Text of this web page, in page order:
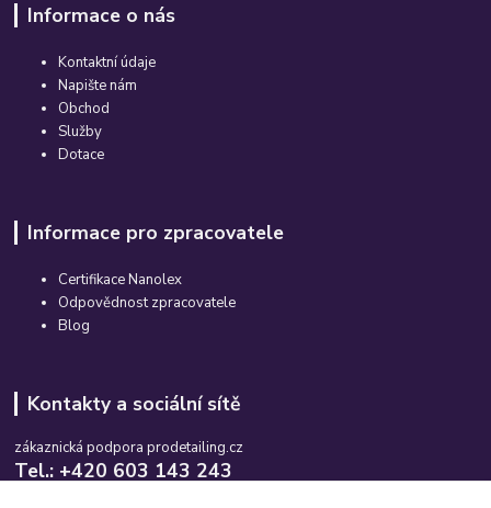
Informace o nás
Kontaktní údaje
Napište nám
Obchod
Služby
Dotace
Informace pro zpracovatele
Certifikace Nanolex
Odpovědnost zpracovatele
Blog
Kontakty a sociální sítě
zákaznická podpora prodetailing.cz
Tel.: +420 603 143 243